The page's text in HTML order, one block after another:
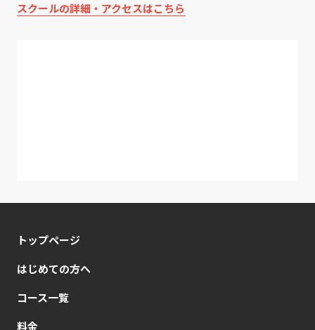
スクールの詳細・アクセスはこちら
トップページ
はじめての方へ
コース一覧
料金